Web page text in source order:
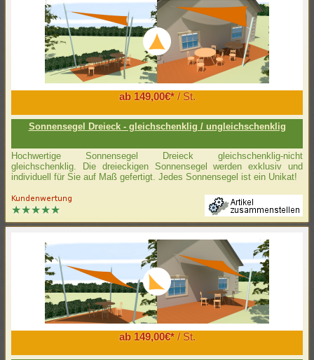
ab 149,00€*/ St.
Sonnensegel Dreieck - gleichschenklig / ungleichschenklig
Hochwertige Sonnensegel Dreieck gleichschenklig-nicht
gleichschenklig. Die dreieckigen Sonnensegel werden exklusiv und
individuell für Sie auf Maß gefertigt. Jedes Sonnensegel ist ein Unikat!
ab 149,00€*/ St.